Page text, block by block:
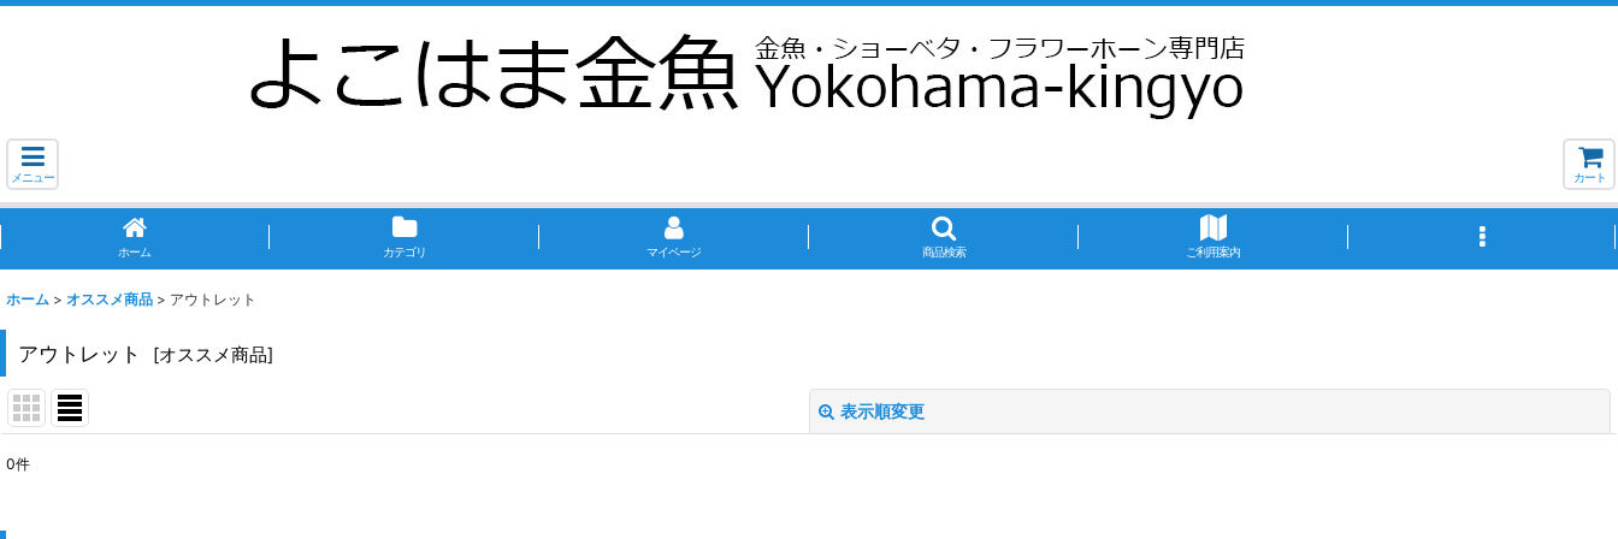
メニュー カート
ホーム カテゴリ マイページ 商品検索 ご利用案内
ホーム > オススメ商品 > アウトレット
アウトレット [オススメ商品]
表示順変更
0件